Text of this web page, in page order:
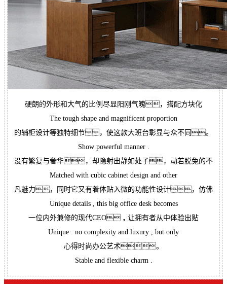
硬朗的外形和大气的比例尽显阳刚气魄，搭配方块化
The tough shape and magnificent proportion
的辅柜设计等独特细节，使这款大班台彰显与众不同。
Show powerful manner .
没有繁复与奢华，却隐射出静如处子，动若脱兔的不
Matched with cubic cabinet design and other
凡魅力，同时它又有着体贴入微的功能性设计，仿佛
Unique details , this big office desk becomes
一位内外兼修的现代CEO，让拥有者从中体验出贴
Unique : no complexity and luxury , but only
心得时尚办公艺术。
Stable and flexible charm .